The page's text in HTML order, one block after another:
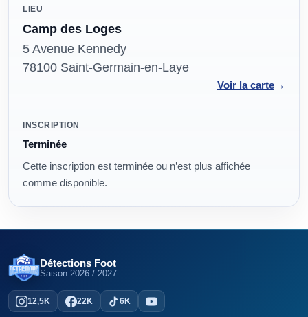
LIEU
Camp des Loges
5 Avenue Kennedy
78100 Saint-Germain-en-Laye
Voir la carte→
Modalités
INSCRIPTION
Terminée
Cette inscription est terminée ou n’est plus affichée
comme disponible.
Détections Foot
Saison 2026 / 2027
12,5K 22K 6K